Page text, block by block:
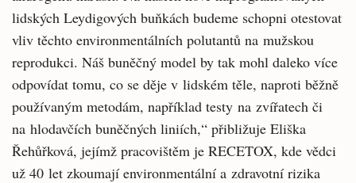
lidských Leydigových buňkách budeme schopni otestovat
vliv těchto environmentálních polutantů na mužskou
reprodukci. Náš buněčný model by tak mohl daleko více
odpovídat tomu, co se děje v lidském těle, naproti běžně
používaným metodám, například testy na zvířatech či
na hlodavčích buněčných liniích,“ přibližuje Eliška
Řehůřková, jejímž pracovištěm je RECETOX, kde vědci
už 40 let zkoumají environmentální a zdravotní rizika